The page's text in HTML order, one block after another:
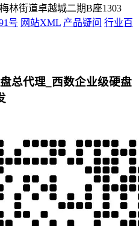
林街道卓越城二期B座1303
号 网站XML 产品疑问 行业百
总代理_西数企业级硬盘